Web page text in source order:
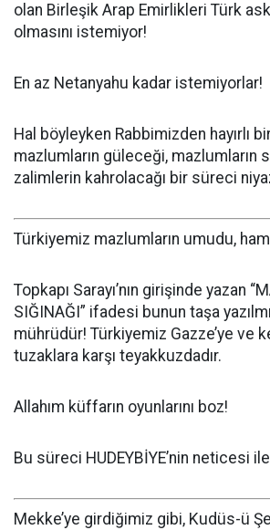
olan Birleşik Arap Emirlikleri Türk
olmasını istemiyor!
En az Netanyahu kadar istemiyorlar!
Hal böyleyken Rabbimizden hayırlı bir
mazlumların güleceği, mazlumların
zalimlerin kahrolacağı bir süreci
Türkiyemiz mazlumların umudu,
Topkapı Sarayı’nın girişinde yazan
SIĞINAĞI” ifadesi bunun taşa
mührüdür! Türkiyemiz Gazze’ye ve
tuzaklara karşı teyakkuzdadır.
Allahım küffarın oyunlarını boz!
Bu süreci HUDEYBİYE’nin neticesi
Mekke’ye girdiğimiz gibi, Kudüs-ü